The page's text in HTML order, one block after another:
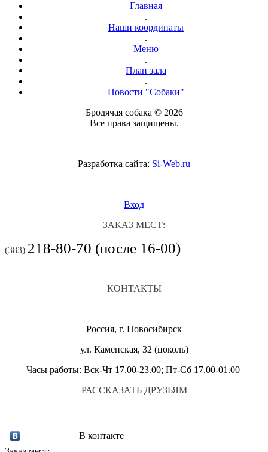
Главная
.
Наши координаты
.
Меню
.
План зала
.
Новости "Собаки"
Бродячая собака © 2026
Все права защищены.
Разработка сайта: Si-Web.ru
Вход
ЗАКАЗ МЕСТ:
(383) 218-80-70 (после 16-00)
КОНТАКТЫ
Россия, г. Новосибирск
ул. Каменская, 32 (цоколь)
Часы работы: Вск-Чт 17.00-23.00; Пт-Сб 17.00-01.00
РАССКАЗАТЬ ДРУЗЬЯМ
В контакте